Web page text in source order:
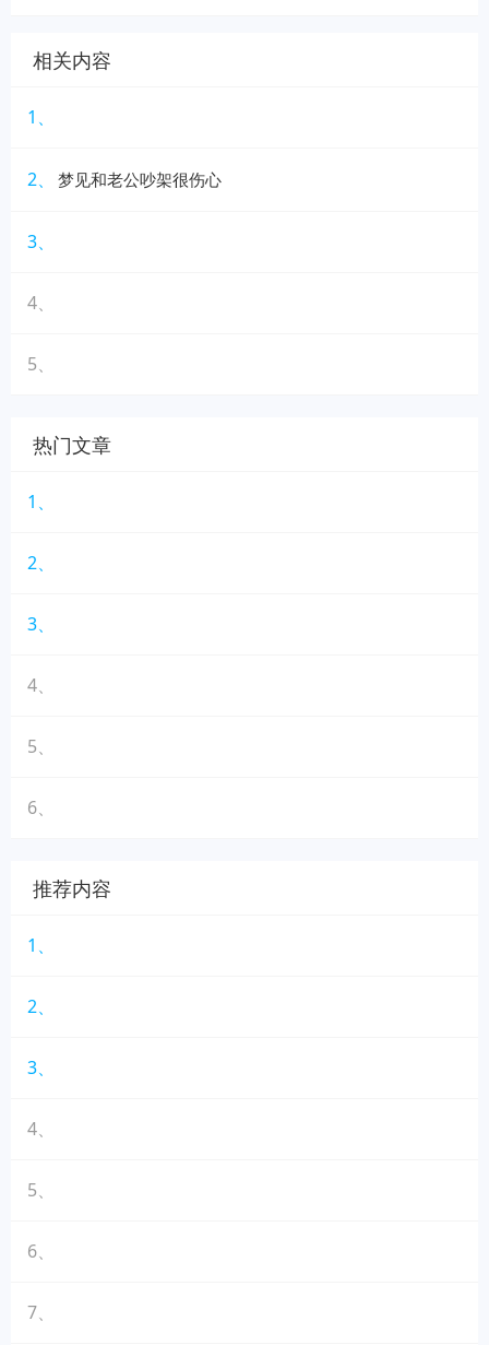
相关内容
1、
2、 梦见和老公吵架很伤心
3、
4、
5、
热门文章
1、
2、
3、
4、
5、
6、
推荐内容
1、
2、
3、
4、
5、
6、
7、